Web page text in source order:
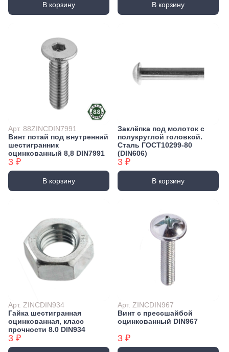
В корзину В корзину
Арт. 88ZINCDIN7991
Винт потай под внутренний
шестигранник
оцинкованный 8,8 DIN7991
3 ₽
В корзину
Заклёпка под молоток с
полукруглой головкой.
Сталь ГОСТ10299-80
(DIN606)
3 ₽
В корзину
Арт. ZINCDIN934
Гайка шестигранная
оцинкованная, класс
прочности 8.0 DIN934
3 ₽
Арт. ZINCDIN967
Винт с прессшайбой
оцинкованный DIN967
3 ₽